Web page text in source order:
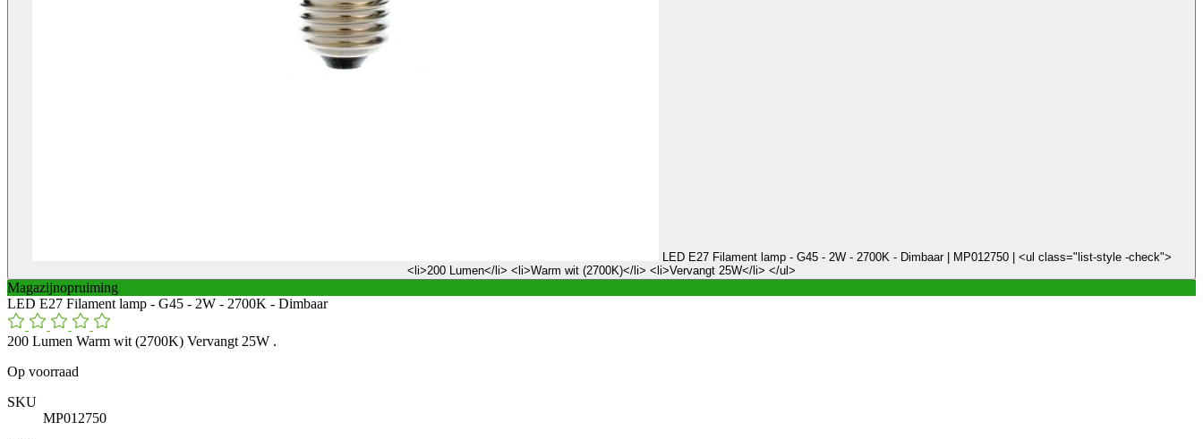
LED E27 Filament lamp - G45 - 2W - 2700K - Dimbaar | MP012750 | <ul class="list-style -check">
<li>200 Lumen</li> <li>Warm wit (2700K)</li> <li>Vervangt 25W</li> </ul>
Magazijnopruiming
LED E27 Filament lamp - G45 - 2W - 2700K - Dimbaar
200 Lumen Warm wit (2700K) Vervangt 25W .
Op voorraad
SKU
MP012750